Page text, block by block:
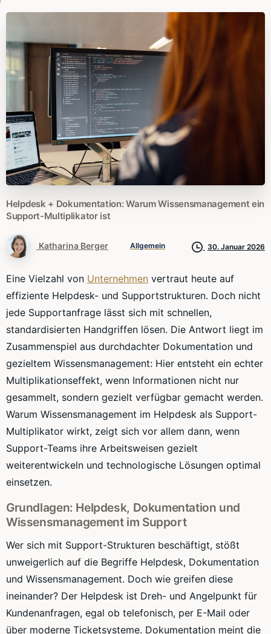
Helpdesk + Dokumentation:WarumWissensmanagement ein
Support-Multiplikator ist
Katharina Berger Allgemein 30. Januar 2026
Eine Vielzahl von Unternehmen vertraut heute auf
effiziente Helpdesk- und Supportstrukturen. Doch nicht
jede Supportanfrage lässt sich mit schnellen,
standardisierten Handgriffen lösen. Die Antwort liegt im
Zusammenspiel aus durchdachter Dokumentation und
gezieltem Wissensmanagement: Hier entsteht ein echter
Multiplikationseffekt, wenn Informationen nicht nur
gesammelt, sondern gezielt verfügbar gemacht werden.
Warum Wissensmanagement im Helpdesk als Support-
Multiplikator wirkt, zeigt sich vor allem dann, wenn
Support-Teams ihre Arbeitsweisen gezielt
weiterentwickeln und technologische Lösungen optimal
einsetzen.
Grundlagen: Helpdesk, Dokumentation und
Wissensmanagement im Support
Wer sich mit Support-Strukturen beschäftigt, stößt
unweigerlich auf die Begriffe Helpdesk, Dokumentation
und Wissensmanagement. Doch wie greifen diese
ineinander? Der Helpdesk ist Dreh- und Angelpunkt für
Kundenanfragen, egal ob telefonisch, per E-Mail oder
über moderne Ticketsysteme. Dokumentation meint die